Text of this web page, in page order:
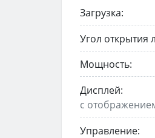
Загрузка:
Угол открытия
Мощность:
Дисплей:
с
Управление: